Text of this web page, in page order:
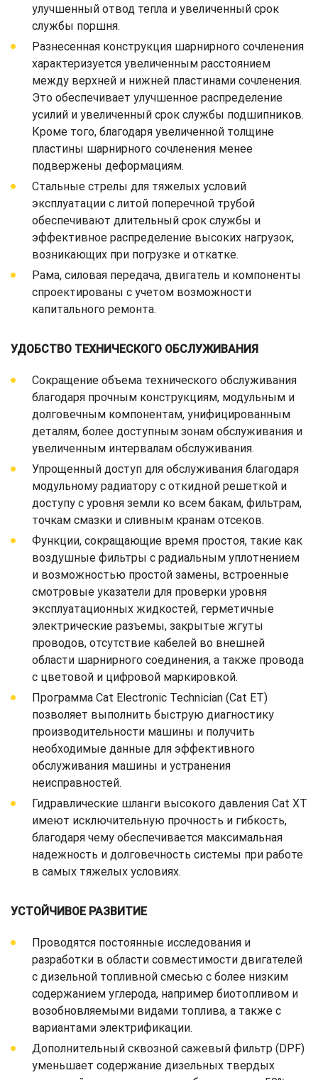
улучшенный отвод тепла и увеличенный срок
службы поршня.
Разнесенная конструкция шарнирного сочленения
характеризуется увеличенным расстоянием
между верхней и нижней пластинами сочленения.
Это обеспечивает улучшенное распределение
усилий и увеличенный срок службы подшипников.
Кроме того, благодаря увеличенной толщине
пластины шарнирного сочленения менее
подвержены деформациям.
Стальные стрелы для тяжелых условий
эксплуатации с литой поперечной трубой
обеспечивают длительный срок службы и
эффективное распределение высоких нагрузок,
возникающих при погрузке и откатке.
Рама, силовая передача, двигатель и компоненты
спроектированы с учетом возможности
капитального ремонта.
УДОБСТВО ТЕХНИЧЕСКОГО ОБСЛУЖИВАНИЯ
Сокращение объема технического обслуживания
благодаря прочным конструкциям, модульным и
долговечным компонентам, унифицированным
деталям, более доступным зонам обслуживания и
увеличенным интервалам обслуживания.
Упрощенный доступ для обслуживания благодаря
модульному радиатору с откидной решеткой и
доступу с уровня земли ко всем бакам, фильтрам,
точкам смазки и сливным кранам отсеков.
Функции, сокращающие время простоя, такие как
воздушные фильтры с радиальным уплотнением
и возможностью простой замены, встроенные
смотровые указатели для проверки уровня
эксплуатационных жидкостей, герметичные
электрические разъемы, закрытые жгуты
проводов, отсутствие кабелей во внешней
области шарнирного соединения, а также провода
с цветовой и цифровой маркировкой.
Программа Cat Electronic Technician (Cat ET)
позволяет выполнить быструю диагностику
производительности машины и получить
необходимые данные для эффективного
обслуживания машины и устранения
неисправностей.
Гидравлические шланги высокого давления Cat XT
имеют исключительную прочность и гибкость,
благодаря чему обеспечивается максимальная
надежность и долговечность системы при работе
в самых тяжелых условиях.
УСТОЙЧИВОЕ РАЗВИТИЕ
Проводятся постоянные исследования и
разработки в области совместимости двигателей
с дизельной топливной смесью с более низким
содержанием углерода, например биотопливом и
возобновляемыми видами топлива, а также с
вариантами электрификации.
Дополнительный сквозной сажевый фильтр (DPF)
уменьшает содержание дизельных твердых